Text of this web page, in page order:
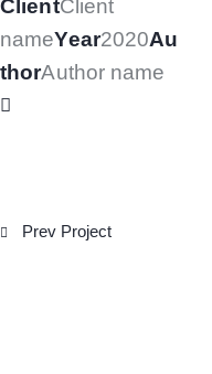
ClientClient
nameYear2020Au
thorAuthor name
Prev Project